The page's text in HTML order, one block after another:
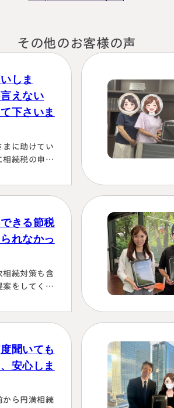
その他のお客様の声
しま
えない
下さいま
まに助けてい
相続税の申告
具体的
査が万が一生
の躊躇もな
文言も言わす
の目をしっ
さり、 税金
おまかせする
も思わず
きる節税
れなかっ
相続対策も含
案をしてくだ
では納得でき
えられなかっ
聞いても
安心しま
から円満相続